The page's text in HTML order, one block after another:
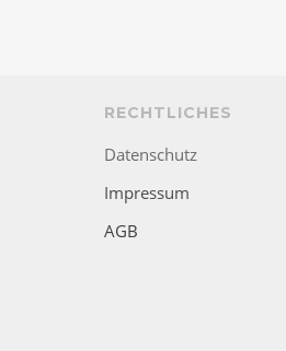
RECHTLICHES
Datenschutz
Impressum
AGB